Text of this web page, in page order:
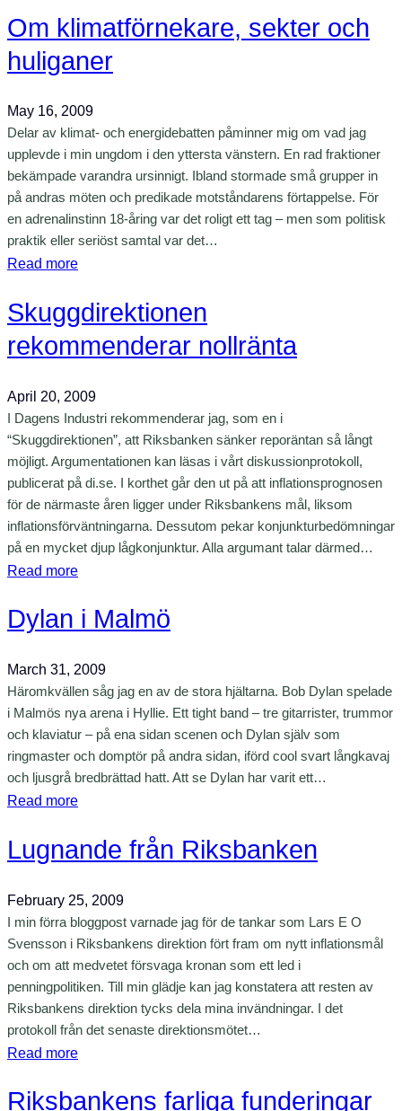
a
t
d
b
a
t
t
e
n
R
i
k
b
a
n
k
e
r
k
y
g
s
l
å
d
a
e
t
e
t
e
d
c
h
e
o
n
o
m
e
r
m
t
d
a
e
n
Om klimatförnekare, sekter och
huliganer
May 16, 2009
Delar av klimat- och energidebatten påminner mig om vad jag
upplevde i min ungdom i den yttersta vänstern. En rad fraktioner
bekämpade varandra ursinnigt. Ibland stormade små grupper in
på andras möten och predikade motståndarens förtappelse. För
en adrenalinstinn 18-åring var det roligt ett tag – men som politisk
praktik eller seriöst samtal var det…
Read more:
m
l
m
a
t
f
n
a
r
e
k
t
e
o
h
h
u
l
i
g
a
n
r
Skuggdirektionen
rekommenderar nollränta
April 20, 2009
I Dagens Industri rekommenderar jag, som en i
“Skuggdirektionen”, att Riksbanken sänker reporäntan så långt
möjligt. Argumentationen kan läsas i vårt diskussionprotokoll,
publicerat på di.se. I korthet går den ut på att inflationsprognosen
för de närmaste åren ligger under Riksbankens mål, liksom
inflationsförväntningarna. Dessutom pekar konjunkturbedömningar
på en mycket djup lågkonjunktur. Alla argumant talar därmed…
Read more:
k
g
g
d
i
r
e
k
n
e
n
r
e
k
o
m
e
Dylan i Malmö
March 31, 2009
Häromkvällen såg jag en av de stora hjältarna. Bob Dylan spelade
i Malmös nya arena i Hyllie. Ett tight band – tre gitarrister, trummor
och klaviatur – på ena sidan scenen och Dylan själv som
ringmaster och domptör på andra sidan, iförd cool svart långkavaj
och ljusgrå bredbrättad hatt. Att se Dylan har varit ett…
Read more:
y
a
n
i
M
a
l
m
ö
Lugnande från Riksbanken
February 25, 2009
I min förra bloggpost varnade jag för de tankar som Lars E O
Svensson i Riksbankens direktion fört fram om nytt inflationsmål
och om att medvetet försvaga kronan som ett led i
penningpolitiken. Till min glädje kan jag konstatera att resten av
Riksbankens direktion tycks dela mina invändningar. I det
protokoll från det senaste direktionsmötet…
Read more:
u
Riksbankens farliga funderingar